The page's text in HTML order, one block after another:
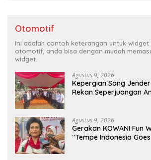
Otomotif
Ini adalah contoh keterangan untuk
otomotif, anda bisa dengan mudah
widget.
Agustus 9, 2026
Kepergian Sang
Rekan Seperjuangan
Agustus 9, 2026
Gerakan KOWANI Fun
“Tempe Indonesia Goes